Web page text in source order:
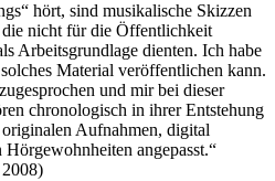
hört, sind musikalische Skizzen
nicht für die Öffentlichkeit
Arbeitsgrundlage dienten. Ich habe
Material veröffentlichen kann.
und mir bei dieser
chronologisch in ihrer Entstehung
Aufnahmen, digital
angepasst.“